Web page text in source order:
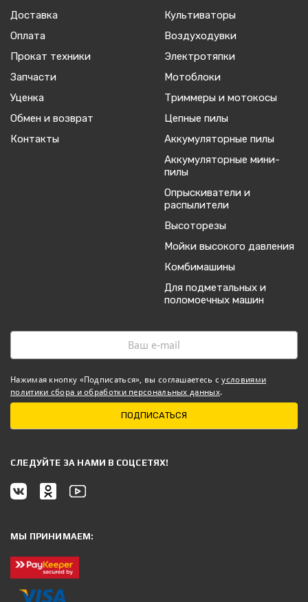
Доставка
Оплата
Прокат техники
Запчасти
Уценка
Обмен и возврат
Контакты
Культиваторы
Воздуходувки
Электротяпки
Мотоблоки
Триммеры и мотокосы
Цепные пилы
Аккумуляторные пилы
Аккумуляторные мини-
пилы
Опрыскиватели и
распылители
Высоторезы
Мойки высокого давления
Комбимашины
Для подметальных и
поломоечных машин
Нажимая кнопку «Подписаться», вы соглашаетесь сусловиями
политики сбора и обработки персональных данных.
ПОДПИСАТЬСЯ
CЛЕДУЙТЕ ЗА НАМИ В СОЦСЕТЯХ!
МЫ ПРИНИМАЕМ: